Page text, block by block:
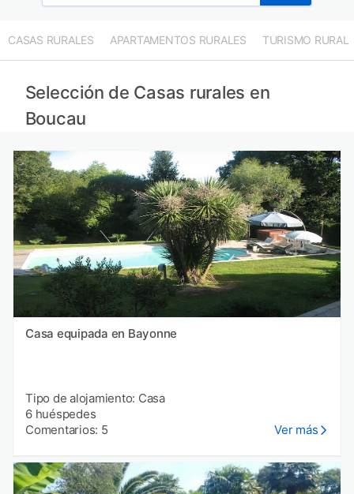
CASAS RURALES APARTAMENTOS RURALES TURISMO RURAL
Selección de Casas rurales en
Boucau
Casa equipada en Bayonne
Tipo de alojamiento: Casa
6 huéspedes
Comentarios: 5
Ver más